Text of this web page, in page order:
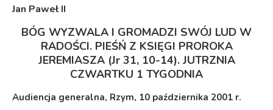
Jan Paweł II
BÓG WYZWALA I GROMADZI SWÓJ LUD W
RADOŚCI. PIEŚŃ Z KSIĘGI PROROKA
JEREMIASZA (Jr 31, 10-14). JUTRZNIA
CZWARTKU 1 TYGODNIA
Audiencja generalna, Rzym, 10 października 2001 r.